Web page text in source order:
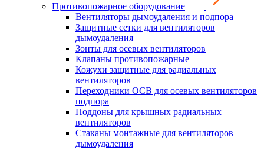
Противопожарное оборудование
Вентиляторы дымоудаления и подпора
Защитные сетки для вентиляторов
дымоудаления
Зонты для осевых вентиляторов
Клапаны противопожарные
Кожухи защитные для радиальных
вентиляторов
Переходники ОСВ для осевых вентиляторов
подпора
Поддоны для крышных радиальных
вентиляторов
Стаканы монтажные для вентиляторов
дымоудаления